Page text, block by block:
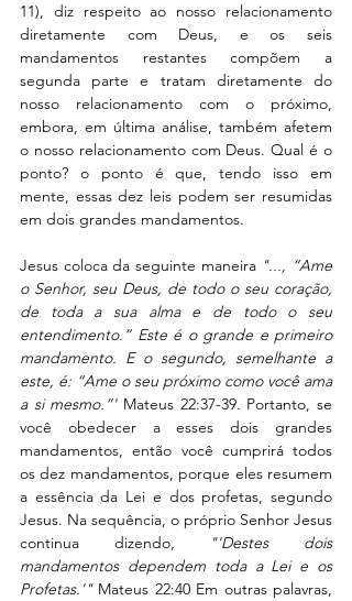
11), diz respeito ao nosso relacionamento
diretamente com Deus, e os seis
mandamentos restantes compõem a
segunda parte e tratam diretamente do
nosso relacionamento com o próximo,
embora, em última análise, também afetem
o nosso relacionamento com Deus. Qual é o
ponto? o ponto é que, tendo isso em
mente, essas dez leis podem ser resumidas
em dois grandes mandamentos.
Jesus coloca da seguinte maneira "..., “Ame
o Senhor, seu Deus, de todo o seu coração,
de toda a sua alma e de todo o seu
entendimento.” Este é o grande e primeiro
mandamento. E o segundo, semelhante a
este, é: “Ame o seu próximo como você ama
a si mesmo.”' Mateus 22:37-39. Portanto, se
você obedecer a esses dois grandes
mandamentos, então você cumprirá todos
os dez mandamentos, porque eles resumem
a essência da Lei e dos profetas, segundo
Jesus. Na sequência, o próprio Senhor Jesus
continua dizendo,
"'Destes dois
mandamentos dependem toda a Lei e os
Profetas.'"